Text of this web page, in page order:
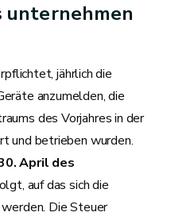
unternehmen
jährlich die
anzumelden, die
des Vorjahres in der
und betrieben wurden.
April des
auf das sich die
Die Steuer